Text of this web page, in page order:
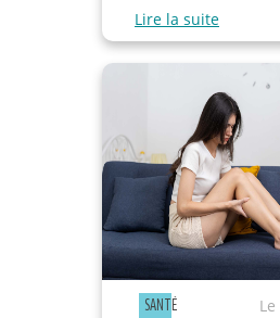
Lire la suite
SANTÉ Le